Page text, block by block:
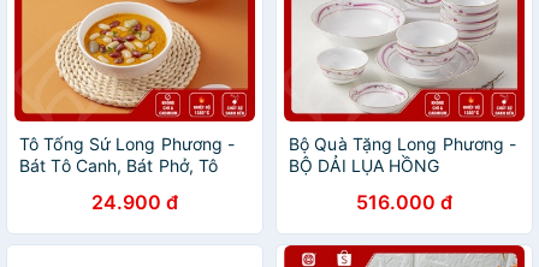
Tô Tống Sứ Long Phương -
Bát Tô Canh, Bát Phở, Tô
24.900 đ
Bộ Quà Tặng Long Phương -
BỘ DẢI LỤA HỒNG
516.000 đ